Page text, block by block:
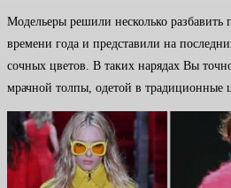
Модельеры решили несколько разбавить
времени года и представили на
сочных цветов. В таких нарядах Вы
мрачной толпы, одетой в традиционные